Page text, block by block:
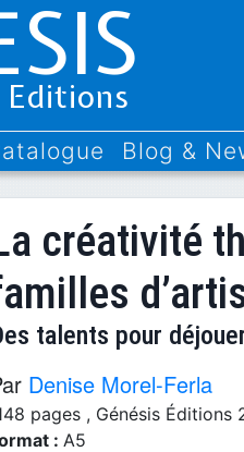
Editions
Blog &
créativité
talents pour
Denise Morel-Ferla
pages , Génésis Éditions
:A5